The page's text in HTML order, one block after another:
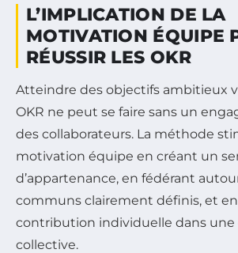
L’IMPLICATION DE LA
MOTIVATION ÉQUIPE
RÉUSSIR LES OKR
Atteindre des objectifs ambitieux
OKR ne peut se faire sans un
des collaborateurs. La méthode
motivation équipe en créant un
d’appartenance, en fédérant
communs clairement définis, et
contribution individuelle dans
collective.